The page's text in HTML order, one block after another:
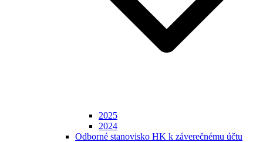
2025
2024
Odborné stanovisko HK k záverečnému účtu